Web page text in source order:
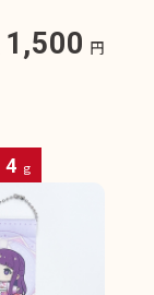
1,500 円
4 g